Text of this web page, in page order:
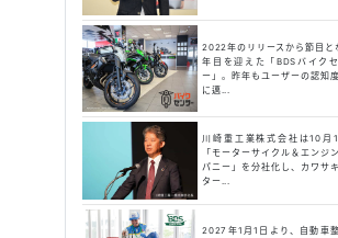
2022年のリリースから節目と
年目を迎えた「BDSバイク
ー」。昨年もユーザーの認知
に邁...
川崎重工業株式会社は10月1
「モーターサイクル＆エンジ
パニー」を分社化し、カワサ
ター...
2027年1月1日より、自動車